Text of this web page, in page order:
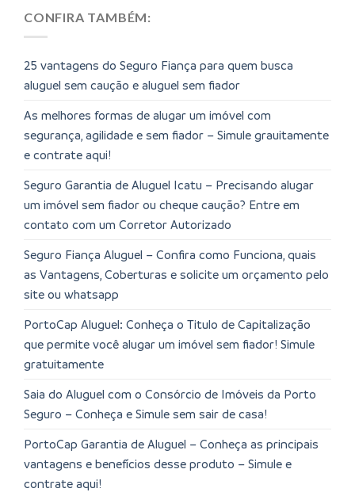
CONFIRA TAMBÉM:
25 vantagens do Seguro Fiança para quem busca
aluguel sem caução e aluguel sem fiador
As melhores formas de alugar um imóvel com
segurança, agilidade e sem fiador – Simule grauitamente
e contrate aqui!
Seguro Garantia de Aluguel Icatu – Precisando alugar
um imóvel sem fiador ou cheque caução? Entre em
contato com um Corretor Autorizado
Seguro Fiança Aluguel – Confira como Funciona, quais
as Vantagens, Coberturas e solicite um orçamento pelo
site ou whatsapp
PortoCap Aluguel: Conheça o Titulo de Capitalização
que permite você alugar um imóvel sem fiador! Simule
gratuitamente
Saia do Aluguel com o Consórcio de Imóveis da Porto
Seguro – Conheça e Simule sem sair de casa!
PortoCap Garantia de Aluguel – Conheça as principais
vantagens e benefícios desse produto – Simule e
contrate aqui!